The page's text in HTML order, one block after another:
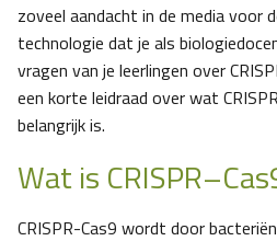
zoveel aandacht in de media voor
technologie dat je als
vragen van je leerlingen over
een korte leidraad over wat
belangrijk is.
Wat is
CRISPR-Cas9 wordt door